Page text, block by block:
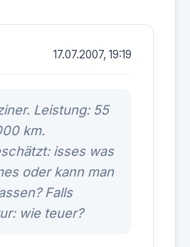
17.07.2007, 19:19
Leistung: 55
km.
isses was
oder kann man
Falls
wie teuer?